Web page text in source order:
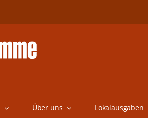
Über uns Lokalausgaben